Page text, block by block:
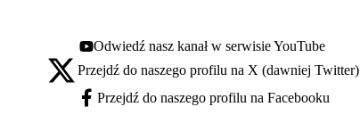
Youtube - otwiera się w nowej karcie
Odwiedź nasz kanał w serwisie YouTube
X - otwiera się w nowej karcie
Przejdź do naszego profilu na X (dawniej Twitter)
Facebook - otwiera się w nowej karcie
Przejdź do naszego profilu na Facebooku